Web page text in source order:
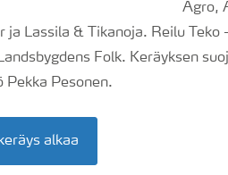
Agro,
ja Lassila & Tikanoja. Reilu
Landsbygdens Folk. Keräyksen
Pekka Pesonen.
alkaa